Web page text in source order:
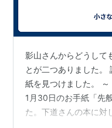
影山さんからどうして
とが二つありました。
紙を見つけました。
1月30日のお手紙「先
た。下道さんの本に対